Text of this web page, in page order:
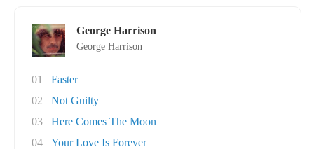
George Harrison
George Harrison
01
Faster
02
Not Guilty
03
Here Comes The Moon
04
Your Love Is Forever